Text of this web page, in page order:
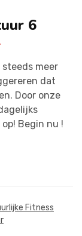
6
meer
dat
Door onze
Begin nu !
Fitness